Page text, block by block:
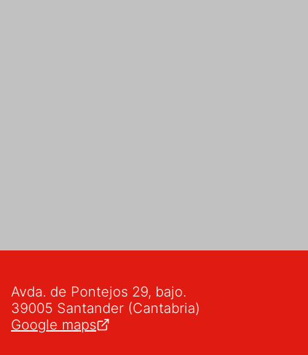
Avda. de Pontejos 29, bajo.
39005 Santander (Cantabria)
Google maps